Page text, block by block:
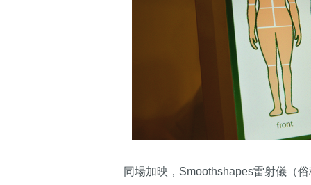
同場加映，Smoothshapes雷射儀（